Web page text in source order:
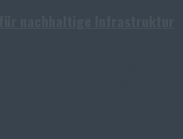
nachhaltige Infrastruktur